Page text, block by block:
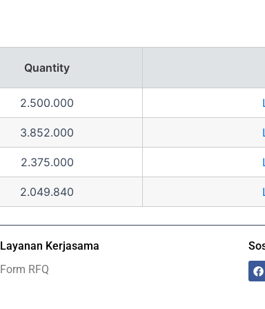
Quantity
2.500.000
3.852.000
2.375.000
2.049.840
Layanan Kerjasama
Form RFQ
F
a
c